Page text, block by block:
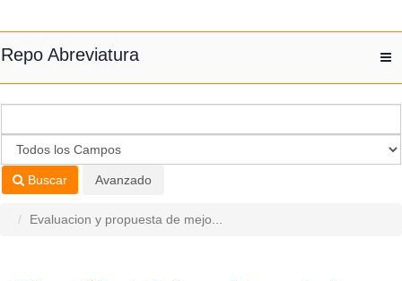
Repo Abreviatura
Buscar Avanzado
Evaluacion y propuesta de mejo...